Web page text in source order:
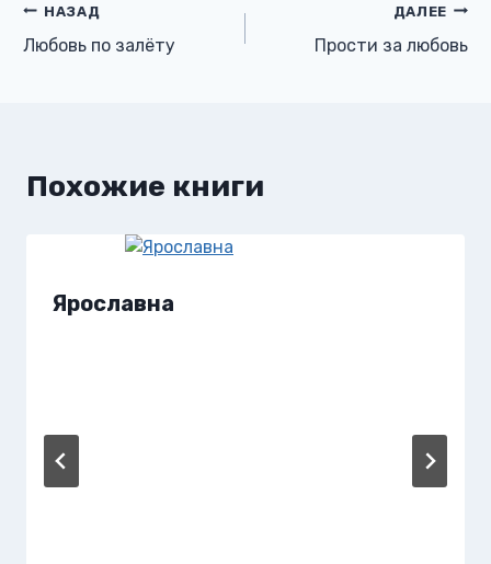
Навигация
по
НАЗАД
Любовь по залёту
ДАЛЕЕ
Прости за любовь
Похожие книги
Ярославна